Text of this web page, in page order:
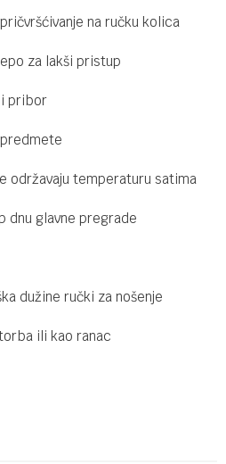
na ručku kolica
za lakši pristup
i pribor
održavaju temperaturu satima
dnu glavne pregrade
dužine ručki za nošenje
ili kao ranac